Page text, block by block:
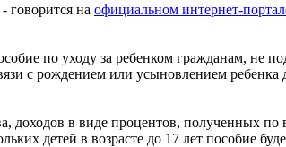
говорится на официальном интернет-
по уходу за ребенком гражданам, не
с рождением или усыновлением
доходов в виде процентов, полученных по
детей в возрасте до 17 лет пособие